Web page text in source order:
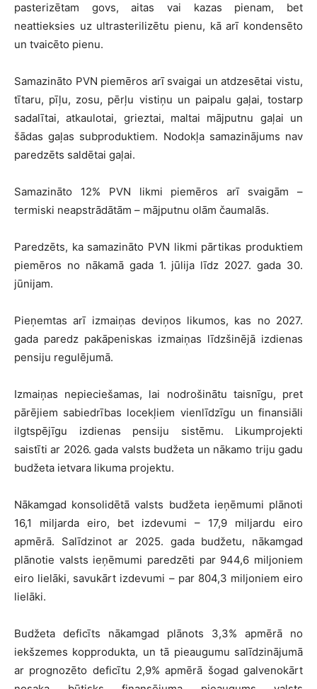
pasterizētam govs, aitas vai kazas pienam, bet
neattieksies uz ultrasterilizētu pienu, kā arī kondensēto
un tvaicēto pienu.
Samazināto PVN piemēros arī svaigai un atdzesētai vistu,
tītaru, pīļu, zosu, pērļu vistiņu un paipalu gaļai, tostarp
sadalītai, atkaulotai, grieztai, maltai mājputnu gaļai un
šādas gaļas subproduktiem. Nodokļa samazinājums nav
paredzēts saldētai gaļai.
Samazināto 12% PVN likmi piemēros arī svaigām –
termiski neapstrādātām – mājputnu olām čaumalās.
Paredzēts, ka samazināto PVN likmi pārtikas produktiem
piemēros no nākamā gada 1. jūlija līdz 2027. gada 30.
jūnijam.
Pieņemtas arī izmaiņas deviņos likumos, kas no 2027.
gada paredz pakāpeniskas izmaiņas līdzšinējā izdienas
pensiju regulējumā.
Izmaiņas nepieciešamas, lai nodrošinātu taisnīgu, pret
pārējiem sabiedrības locekļiem vienlīdzīgu un finansiāli
ilgtspējīgu izdienas pensiju sistēmu. Likumprojekti
saistīti ar 2026. gada valsts budžeta un nākamo triju gadu
budžeta ietvara likuma projektu.
Nākamgad konsolidētā valsts budžeta ieņēmumi plānoti
16,1 miljarda eiro, bet izdevumi – 17,9 miljardu eiro
apmērā. Salīdzinot ar 2025. gada budžetu, nākamgad
plānotie valsts ieņēmumi paredzēti par 944,6 miljoniem
eiro lielāki, savukārt izdevumi – par 804,3 miljoniem eiro
lielāki.
Budžeta deficīts nākamgad plānots 3,3% apmērā no
iekšzemes kopprodukta, un tā pieaugumu salīdzinājumā
ar prognozēto deficītu 2,9% apmērā šogad galvenokārt